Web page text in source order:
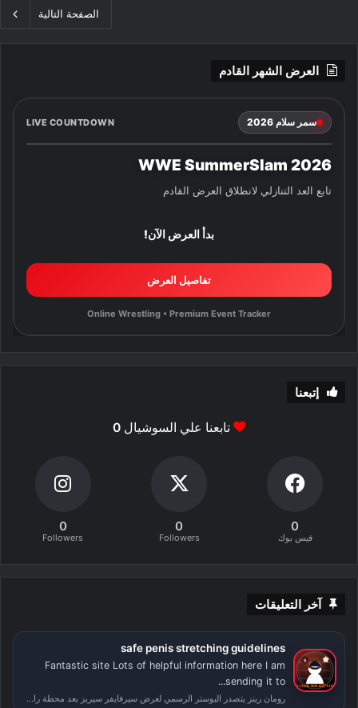
الصفحة التالية
العرض الشهر القادم
سمر سلام 2026 LIVE COUNTDOWN
WWE SummerSlam 2026
تابع العد التنازلي لانطلاق العرض القادم
بدأ العرض الآن!
تفاصيل العرض
Online Wrestling • Premium Event Tracker
إتبعنا
تابعنا علي السوشيال0
0
فيس بوك
0
Followers
0
Followers
آخر التعليقات
safe penis stretching guidelines
Fantastic site Lots of helpful information here I am
sending it to...
رومان رينز يتصدر البوستر الرسمي لعرض سيرفايفر سيريز بعد محطة راسلمينيا